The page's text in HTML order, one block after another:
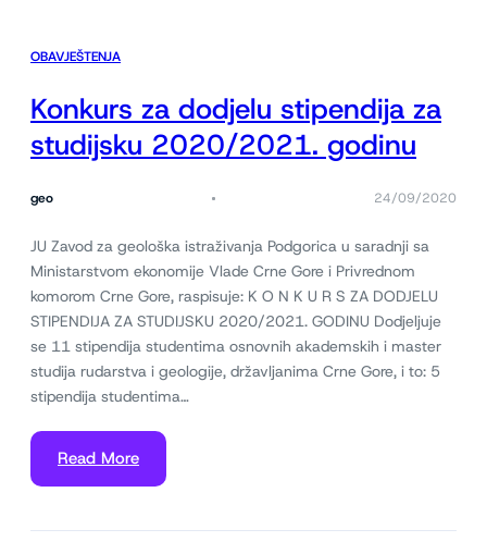
OBAVJEŠTENJA
Konkurs za dodjelu stipendija za
studijsku 2020/2021. godinu
geo 24/09/2020
JU Zavod za geološka istraživanja Podgorica u saradnji sa
Ministarstvom ekonomije Vlade Crne Gore i Privrednom
komorom Crne Gore, raspisuje: K O N K U R S ZA DODJELU
STIPENDIJA ZA STUDIJSKU 2020/2021. GODINU Dodjeljuje
se 11 stipendija studentima osnovnih akademskih i master
studija rudarstva i geologije, državljanima Crne Gore, i to: 5
stipendija studentima…
Read More